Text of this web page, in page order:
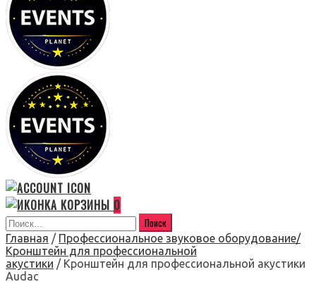
0
Главная / Профессиональное звуковое оборудование/
Кронштейн для профессиональной
акустики / Кронштейн для профессиональной акустики
Audac